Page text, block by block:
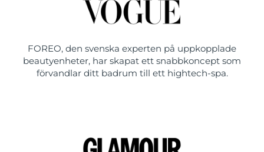
FOREO, den svenska experten på uppkopplade
beautyenheter, har skapat ett snabbkoncept som
förvandlar ditt badrum till ett hightech-spa.